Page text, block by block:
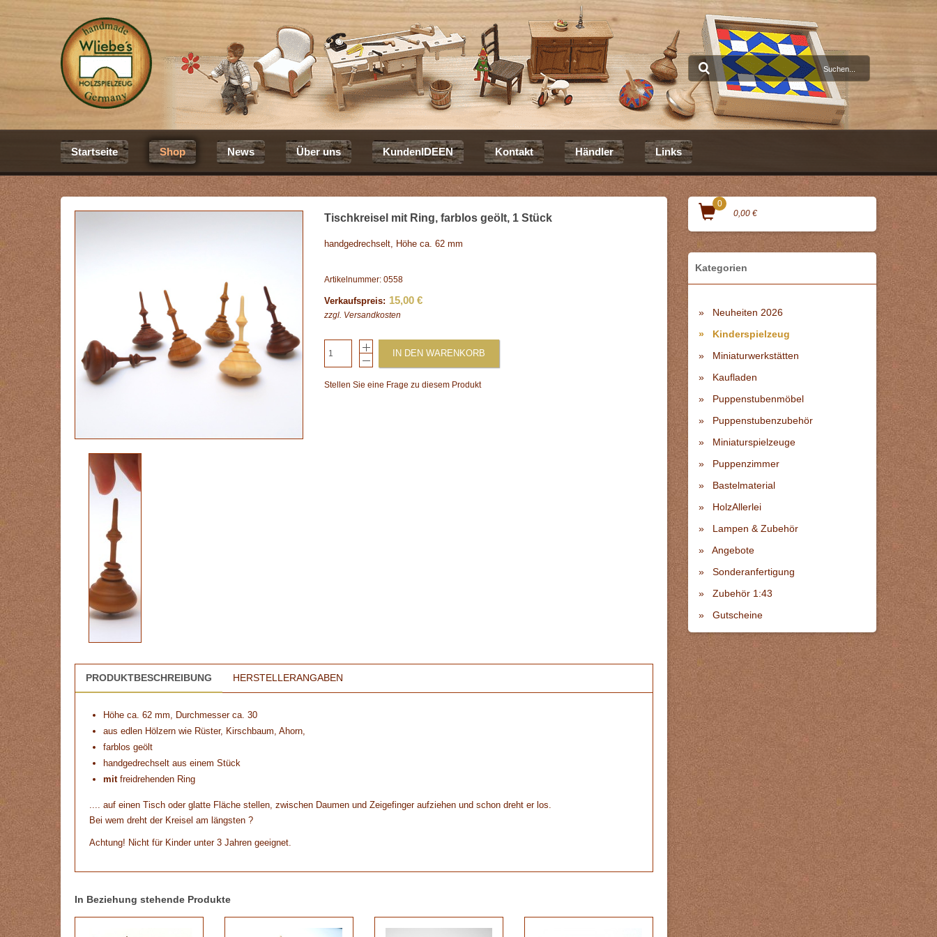
Startseite Shop News Über uns KundenIDEEN Kontakt Händler Links
Tischkreisel mit Ring, farblos geölt, 1 Stück
handgedrechselt, Höhe ca. 62 mm
Artikelnummer: 0558
Verkaufspreis: 15,00 €
zzgl. Versandkosten
IN DEN WARENKORB
Stellen Sie eine Frage zu diesem Produkt
PRODUKTBESCHREIBUNG HERSTELLERANGABEN
Höhe ca. 62 mm, Durchmesser ca. 30
aus edlen Hölzern wie Rüster, Kirschbaum, Ahorn,
farblos geölt
handgedrechselt aus einem Stück
mitfreidrehenden Ring
.... auf einen Tisch oder glatte Fläche stellen, zwischen Daumen und Zeigefinger aufziehen und schon dreht er los.
Bei wem dreht der Kreisel am längsten ?
Achtung! Nicht für Kinder unter 3 Jahren geeignet.
In Beziehung stehende Produkte
0
0,00 €
Kategorien
Neuheiten 2026
Kinderspielzeug
Miniaturwerkstätten
Kaufladen
Puppenstubenmöbel
Puppenstubenzubehör
Miniaturspielzeuge
Puppenzimmer
Bastelmaterial
HolzAllerlei
Lampen & Zubehör
Angebote
Sonderanfertigung
Zubehör 1:43
Gutscheine